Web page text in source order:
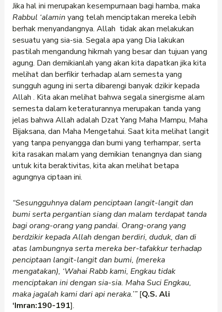
Jika hal ini merupakan kesempurnaan bagi hamba, maka
Rabbul ‘alamin yang telah menciptakan mereka lebih
berhak menyandangnya. Allah tidak akan melakukan
sesuatu yang sia-sia. Segala apa yang Dia lakukan
pastilah mengandung hikmah yang besar dan tujuan yang
agung. Dan demikianlah yang akan kita dapatkan jika kita
melihat dan berfikir terhadap alam semesta yang
sungguh agung ini serta dibarengi banyak dzikir kepada
Allah . Kita akan melihat bahwa segala sinergisme alam
semesta dalam keteraturannya merupakan tanda yang
jelas bahwa Allah adalah Dzat Yang Maha Mampu, Maha
Bijaksana, dan Maha Mengetahui. Saat kita melihat langit
yang tanpa penyangga dan bumi yang terhampar, serta
kita rasakan malam yang demikian tenangnya dan siang
untuk kita beraktivitas, kita akan melihat betapa
agungnya ciptaan ini.
“Sesungguhnya dalam penciptaan langit-langit dan
bumi serta pergantian siang dan malam terdapat tanda
bagi orang-orang yang pandai. Orang-orang yang
berdzikir kepada Allah dengan berdiri, duduk, dan di
atas lambungnya serta mereka ber-tafakkur terhadap
penciptaan langit-langit dan bumi, (mereka
mengatakan), ‘Wahai Rabb kami, Engkau tidak
menciptakan ini dengan sia-sia. Maha Suci Engkau,
maka jagalah kami dari api neraka.’”[Q.S. Ali
‘Imran:190-191].